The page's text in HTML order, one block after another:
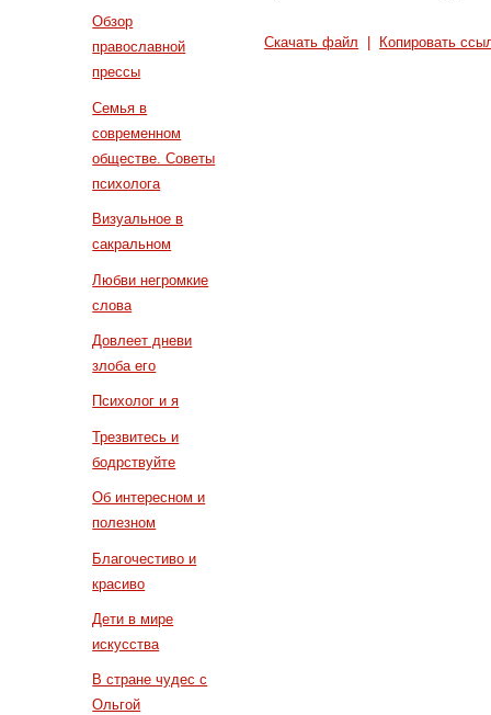
Обзор
православной
прессы
Семья в
современном
обществе. Советы
психолога
Визуальное в
сакральном
Любви негромкие
слова
Довлеет дневи
злоба его
Психолог и я
Трезвитесь и
бодрствуйте
Об интересном и
полезном
Благочестиво и
красиво
Дети в мире
искусства
В стране чудес с
Ольгой
Скачать файл Копировать